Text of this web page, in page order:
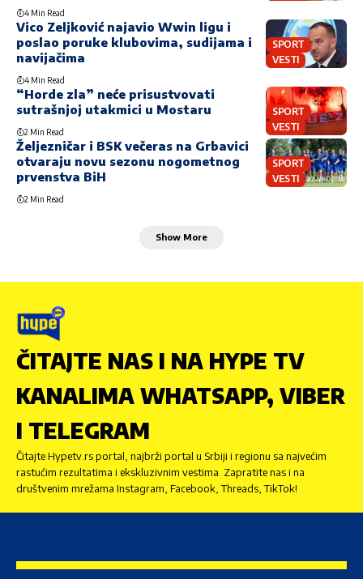
4 Min Read
SPORT
VESTI
Vico Zeljković najavio Wwin ligu i
poslao poruke klubovima, sudijama i
navijačima
4 Min Read
SPORT
VESTI
“Horde zla” neće prisustvovati
sutrašnjoj utakmici u Mostaru
2 Min Read
SPORT
VESTI
Željezničar i BSK večeras na Grbavici
otvaraju novu sezonu nogometnog
prvenstva BiH
2 Min Read
Show More
ČITAJTE NAS I NA HYPE TV
KANALIMA WHATSAPP, VIBER
I TELEGRAM
Čitajte Hypetv.rs portal, najbrži portal u Srbiji i regionu sa najvećim
rastućim rezultatima i ekskluzivnim vestima. Zapratite nas i na
društvenim mrežama Instagram, Facebook, Threads, TikTok!